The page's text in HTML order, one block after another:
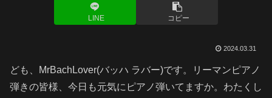
LINE コピー
2024.03.31
ども、MrBachLover(バッハ ラバー)です。リーマンピアノ
弾きの皆様、今日も元気にピアノ弾いてますか。わたくし